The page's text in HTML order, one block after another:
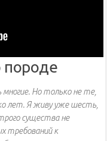
породе
многие. Но только не те,
лет. Я живу уже шесть,
существа не
требований к